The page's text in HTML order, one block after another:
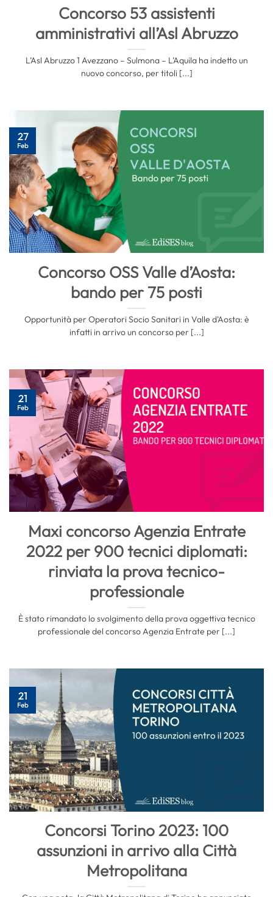
Concorso 53 assistenti
amministrativi all’Asl Abruzzo
L’Asl Abruzzo 1 Avezzano – Sulmona – L’Aquila ha indetto un
nuovo concorso, per titoli [...]
Concorso OSS Valle d’Aosta:
bando per 75 posti
Opportunità per Operatori Socio Sanitari in Valle d’Aosta: è
infatti in arrivo un concorso per [...]
27
Feb
Maxi concorso Agenzia Entrate
2022 per 900 tecnici diplomati:
rinviata la prova tecnico-
professionale
È stato rimandato lo svolgimento della prova oggettiva tecnico
professionale del concorso Agenzia Entrate per [...]
21
Feb
Concorsi Torino 2023: 100
assunzioni in arrivo alla Città
Metropolitana
21
Feb